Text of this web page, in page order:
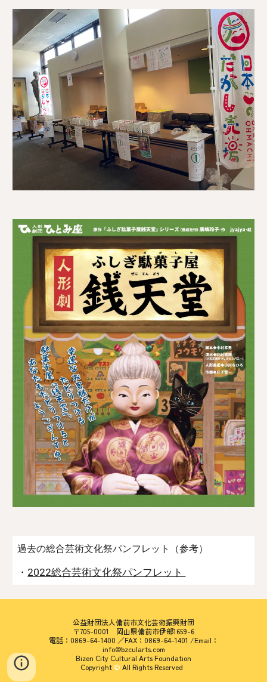
過去の総合芸術文化祭パンフレット （参考）
・ 2022総合芸術文化祭パンフレット
公益財団法人備前市文化芸術振興財団
〒705-0001 岡山県備前市伊部1659-6
電話：0869-64-1400 ／FAX：0869-64-1401 /Email：
info@bzcularts.com
Bizen City Cultural Arts Foundation
Copyright © All Rights Reserved